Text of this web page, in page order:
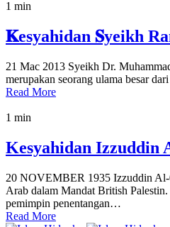
1 min
𝐊esyahidan 𝐒yeikh
21 Mac 2013 Syeikh Dr.
merupakan seorang ulama besar
Read More
1 min
Kesyahidan Izzuddin
20 NOVEMBER 1935 Izzuddin Al-
Arab dalam Mandat British
pemimpin penentangan…
Read More